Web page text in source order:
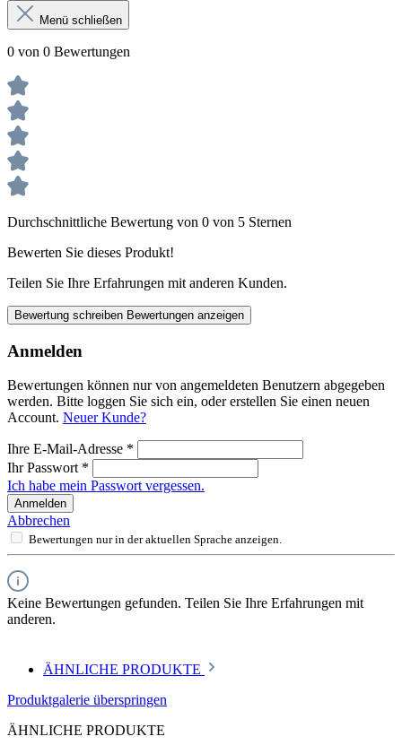
Menü schließen
0 von 0 Bewertungen
Durchschnittliche Bewertung von 0 von 5 Sternen
Bewerten Sie dieses Produkt!
Teilen Sie Ihre Erfahrungen mit anderen Kunden.
Bewertung schreiben Bewertungen anzeigen
Anmelden
Bewertungen können nur von angemeldeten Benutzern abgegeben
werden. Bitte loggen Sie sich ein, oder erstellen Sie einen neuen
Account. Neuer Kunde?
Ihre E-Mail-Adresse *
Ihr Passwort *
Ich habe mein Passwort vergessen.
Anmelden
Abbrechen
Bewertungen nur in der aktuellen Sprache anzeigen.
Keine Bewertungen gefunden. Teilen Sie Ihre Erfahrungen mit
anderen.
ÄHNLICHE PRODUKTE
Produktgalerie überspringen
ÄHNLICHE PRODUKTE